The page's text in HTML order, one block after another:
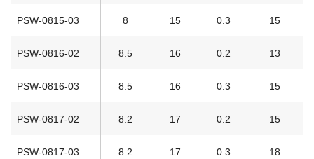
PSW-0815-03 8 15 0.3 15
PSW-0816-02 8.5 16 0.2 13
PSW-0816-03 8.5 16 0.3 15
PSW-0817-02 8.2 17 0.2 15
PSW-0817-03 8.2 17 0.3 18